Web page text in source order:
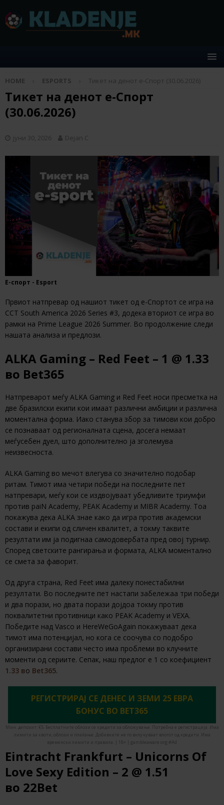
HOME ESPORTS Тикет на денот е-Спорт (30.06.2026)
Тикет на денот е-Спорт
(30.06.2026)
јуни 30, 2026 Dejan C
Е-спорт - Esport
Првиот натпревар од нашиот тикет од е-Спортот се игра на
CCT South America 2026 Series #3, додека вториот се игра во
рамки на Prime League 2026 Summer. Во продолжение следи
нашата анализа и предлози.
ALKA Gaming – Red Feet – 1 @ 1.33
во Bet365
Натпреварот меѓу ALKA Gaming и Red Feet носи пресметка на
две бразилски екипи кои имаат различни амбиции и различна
моментална форма. Иако станува збор за тимови кои добро
се познаваат од регионалната сцена, досега немаат
меѓусебен дуел, што дополнително ја зголемува
неизвесноста.
ALKA Gaming во мечот влегува со значително подобар
ритам. Тимот има четири победи на последните пет
натпревари, меѓу кои се издвојуваат убедливите триумфи
против paiN Academy, PEAK Academy и MIBR Academy. Тоа
покажува дека ALKA знае како да игра против академски
состави и екипи од сличен квалитет, а токму таквите
резултати им ја подигнаа самодовербата пред овој турнир.
Според светските рангирања и формата, ALKA моментално
се смета за фаворит.
Од друга страна, Red Feet има далеку понестабилни
резултати. Во последните пет настапи забележаа три победи
и два порази, но двата порази дојдоа токму против
поквалитетни противници како PEAK Academy и VEXA.
Победите над Vasco и HereWeGoAgain покажуваат дека
тимот има потенцијал, но кога се соочува со подобро
организирани состави често има проблеми во клучните
моменти од сериите. Сепак, наш предлог е 1 со коефициент
1.33 во Bet365.
РЕГИСТРИРАЈ СЕ ДЕНЕС И ЗЕМИ 25 ЕВРА
БОНУС ВО BET365
Мин. депозит: €5. Бесплатните облози се кредити за обложување. Потребна е регистрација. Има
лимити за квоти, облози и плаќање. Добивките не го вклучуваат влогот од кредити. Има
временски лимити и правила. | 18+ | gambleaware.org #Ad
Eintracht Frankfurt – Unicorns Of
Love Sexy Edition – 2 @ 1.51
во 22Bet